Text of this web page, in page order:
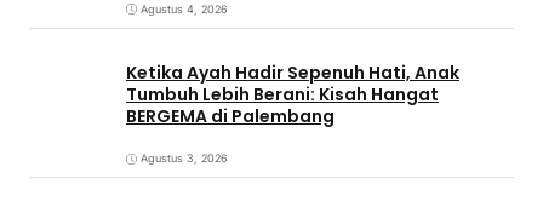
Agustus 4, 2026
Ketika Ayah Hadir Sepenuh Hati, Anak
Tumbuh Lebih Berani: Kisah Hangat
BERGEMA di Palembang
Agustus 3, 2026